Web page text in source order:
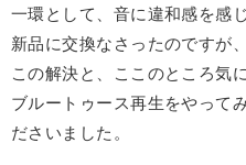
一環として、音に違和感を感
新品に交換なさったのですが
この解決と、ここのところ気
ブルートゥース再生をやって
ださいました。